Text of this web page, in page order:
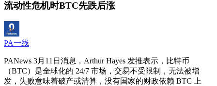
流动性危机时BTC先跌后涨
PA一线
PANews 3月11日消息，Arthur Hayes 发推表示，比特币
（BTC）是全球化的 24/7 市场，交易不受限制，无法被增
发，失败意味着破产或清算，没有国家的财政依赖 BTC 上